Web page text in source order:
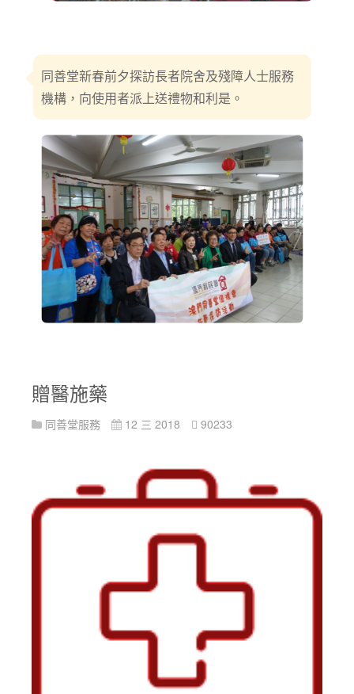
同善堂新春前夕探訪長者院舍及殘障人士服務
機構，向使用者派上送禮物和利是。
贈醫施藥
同善堂服務 12 三 2018 90233